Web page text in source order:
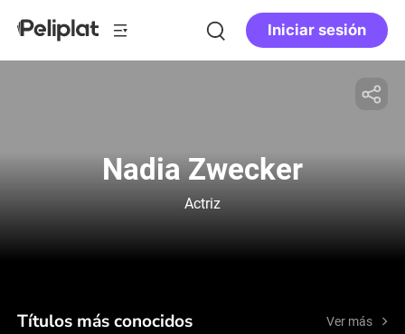
Iniciar sesión
Nadia Zwecker
Actriz
Títulos más conocidos Ver más